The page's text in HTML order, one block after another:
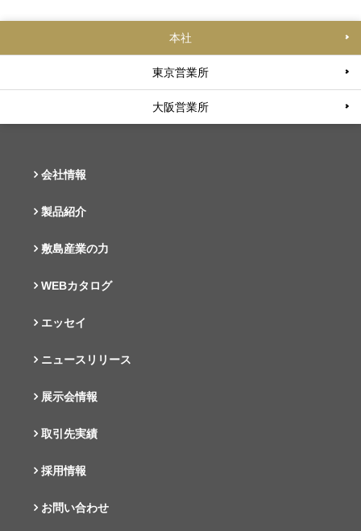
本社
東京営業所
大阪営業所
会社情報
製品紹介
敷島産業の力
WEBカタログ
エッセイ
ニュースリリース
展示会情報
取引先実績
採用情報
お問い合わせ